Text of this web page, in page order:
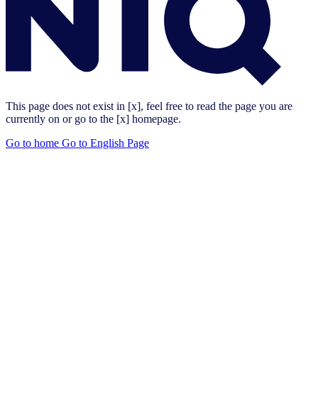
This page does not exist in [x], feel free to read the page you are
currently on or go to the [x] homepage.
Go to home Go to English Page